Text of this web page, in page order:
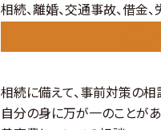
相続、離婚、交通事故、借金
相続に備えて、事前対策の相
自分の身に万が一のことがあ